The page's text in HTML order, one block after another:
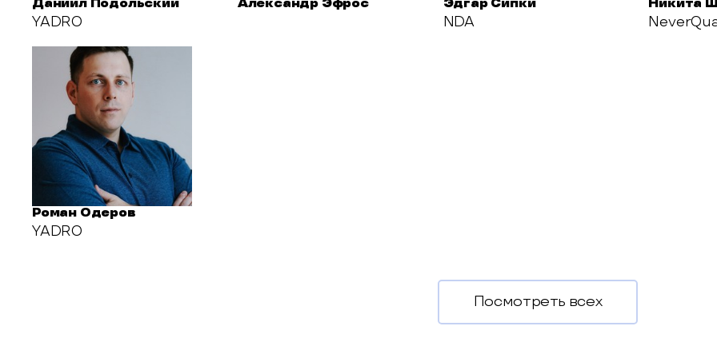
Даниил Подольский
YADRO
Александр Эфрос Эдгар Сипки
NDA
Никита
Роман Одеров
YADRO
Посмотреть всех